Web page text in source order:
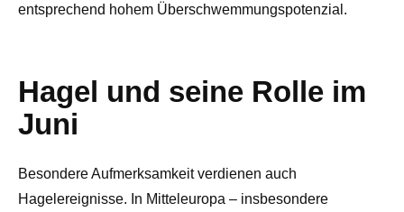
entsprechend hohem Überschwemmungspotenzial.
Hagel und seine Rolle im
Juni
Besondere Aufmerksamkeit verdienen auch
Hagelereignisse. In Mitteleuropa – insbesondere